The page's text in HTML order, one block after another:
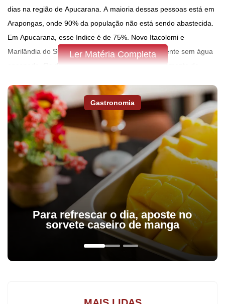
dias na região de Apucarana. A maioria dessas pessoas está em
Arapongas, onde 90% da população não está sendo abastecida.
Em Apucarana, esse índice é de 75%. Novo Itacolomi e
Marilândia do Sul também estão parcial ou totalmente sem água
encanada. Os dados são da Companhia de Saneamento do
13 cidades do estado.
Em Arapongas, apenas 10% da cidade recebe abastecimento de
Ler Matéria Completa
Gastronomia
Para refrescar o dia, aposte no
sorvete caseiro de manga